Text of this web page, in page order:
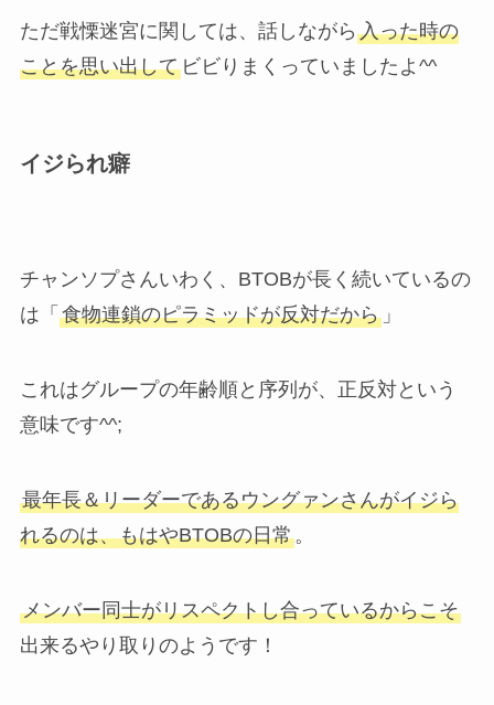
ただ戦慄迷宮に関しては、話しながら 入った時の
ことを思い出してビビりまくっていましたよ^^
イジられ癖
チャンソプさんいわく、BTOBが長く続いているの
は「 食物連鎖のピラミッドが反対だから」
これはグループの年齢順と序列が、正反対という
意味です^^;
最年長＆リーダーであるウングァンさんがイジら
れるのは、もはやBTOBの日常。
メンバー同士がリスペクトし合っているからこそ
出来るやり取りのようです！